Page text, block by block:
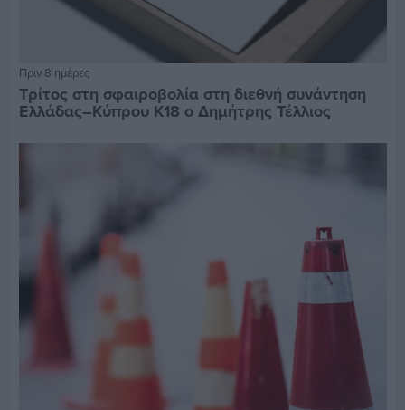
Πριν 8 ημέρες
Τρίτος στη σφαιροβολία στη διεθνή συνάντηση
Ελλάδας–Κύπρου Κ18 ο Δημήτρης Τέλλιος